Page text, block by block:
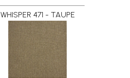
WHISPER 471 - TAUPE